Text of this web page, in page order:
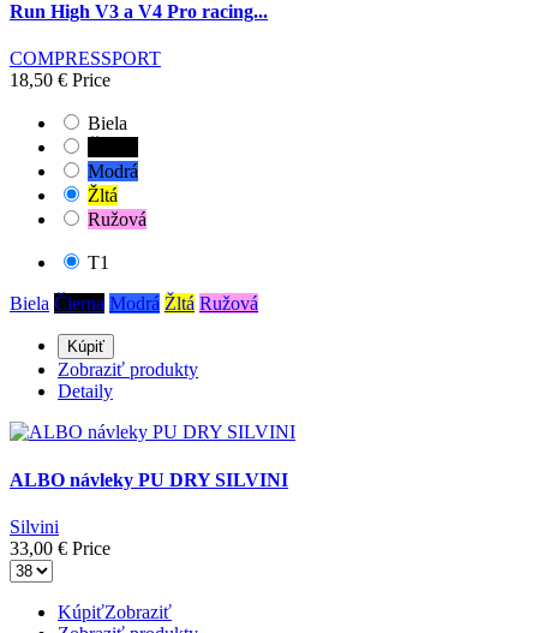
Run High V3 a V4 Pro racing...
COMPRESSPORT
18,50 € Price
Biela
Modrá
Žltá
Ružová
T1
Biela Čierna Modrá Žltá Ružová
Kúpiť
Zobraziť produkty
Detaily
ALBO návleky PU DRY SILVINI
Silvini
33,00 € Price
KúpiťZobraziť